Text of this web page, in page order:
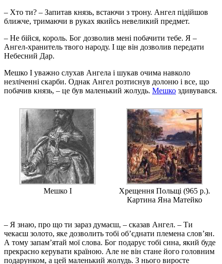
– Хто ти? – Запитав князь, встаючи з трону. Ангел підійшов
ближче, тримаючи в руках якийсь невеликий предмет.
– Не бійся, король. Бог дозволив мені побачити тебе. Я –
Ангел-хранитель твого народу. І ще він дозволив передати
Небесний Дар.
Мешко I уважно слухав Ангела і шукав очима навколо
незліченні скарби. Однак Ангел розтиснув долоню і все, що
побачив князь, – це був маленький жолудь. Мешко здивувався.
Мешко I
Хрещення Польщі (965 р.).
Картина Яна Матейко
– Я знаю, про що ти зараз думаєш, – сказав Ангел. – Ти
чекаєш золото, яке дозволить тобі об’єднати племена слов’ян.
А тому запам’ятай мої слова. Бог подарує тобі сина, який буде
прекрасно керувати країною. Але не він стане його головним
подарунком, а цей маленький жолудь. З нього виросте